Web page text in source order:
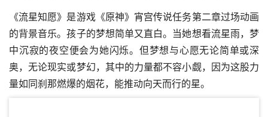
《流星知愿》是游戏《原神》宵宫传说任务第二章过场动画
的背景音乐。孩子的梦想简单又直白。当她想看流星雨，梦
中沉寂的夜空便会为她闪烁。但梦想与心愿无论简单或深
奥，无论现实或梦幻，其中的力量都不容小觑，因为这股力
量如同刹那燃爆的烟花，能推动向天而行的星。